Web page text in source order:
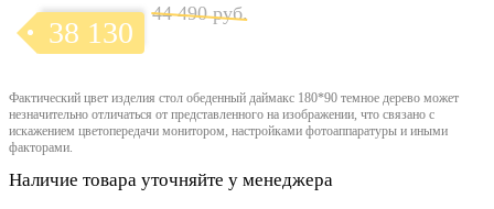
38 130
44 490 руб.
Фактический цвет изделия стол обеденный даймакс 180*90 темное дерево может
незначительно отличаться от представленного на изображении, что связано с
искажением цветопередачи монитором, настройками фотоаппаратуры и иными
факторами.
Наличие товара уточняйте у менеджера